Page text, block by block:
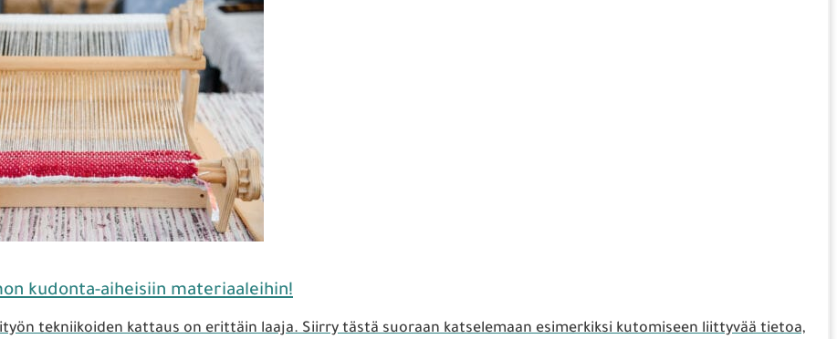
kudonta-aiheisiin materiaaleihin!
tekniikoiden kattaus on erittäin laaja. Siirry tästä suoraan katselemaan esimerkiksi kutomiseen liittyvää tietoa,